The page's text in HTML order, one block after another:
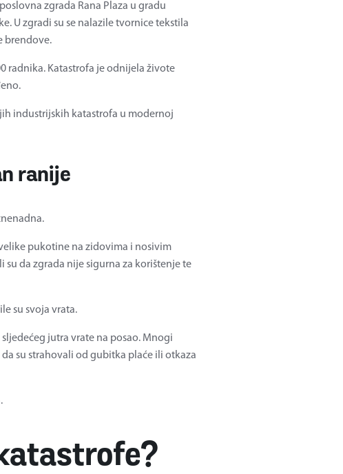
zgrada Rana Plaza u gradu
U zgradi su se nalazile tvornice tekstila
brendove.
radnika. Katastrofa je odnijela živote
industrijskih katastrofa u modernoj
ranije
pukotine na zidovima i nosivim
da zgrada nije sigurna za korištenje te
su svoja vrata.
jutra vrate na posao. Mnogi
su strahovali od gubitka plaće ili otkaza